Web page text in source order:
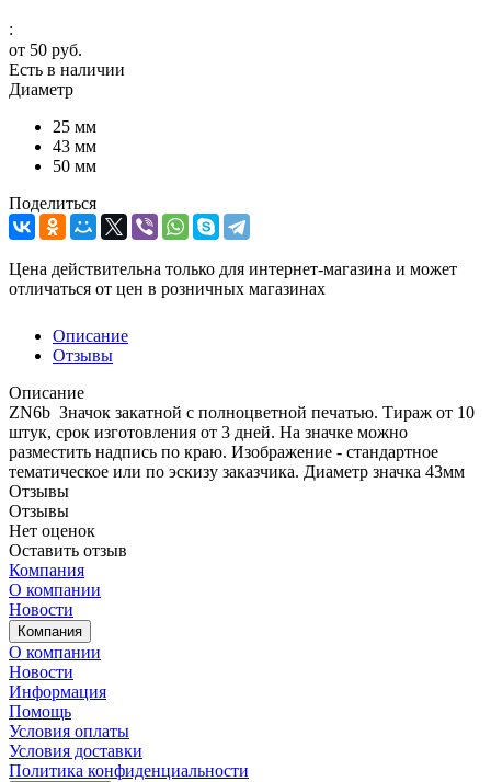
:
от 50 руб.
Есть в наличии
Диаметр
25 мм
43 мм
50 мм
Поделиться
Цена действительна только для интернет-магазина и может
отличаться от цен в розничных магазинах
Описание
Отзывы
Описание
ZN6b Значок закатной с полноцветной печатью. Тираж от 10
штук, срок изготовления от 3 дней. На значке можно
разместить надпись по краю. Изображение - стандартное
тематическое или по эскизу заказчика. Диаметр значка 43мм
Отзывы
Отзывы
Нет оценок
Оставить отзыв
Компания
О компании
Новости
Компания
О компании
Новости
Информация
Помощь
Условия оплаты
Условия доставки
Политика конфиденциальности